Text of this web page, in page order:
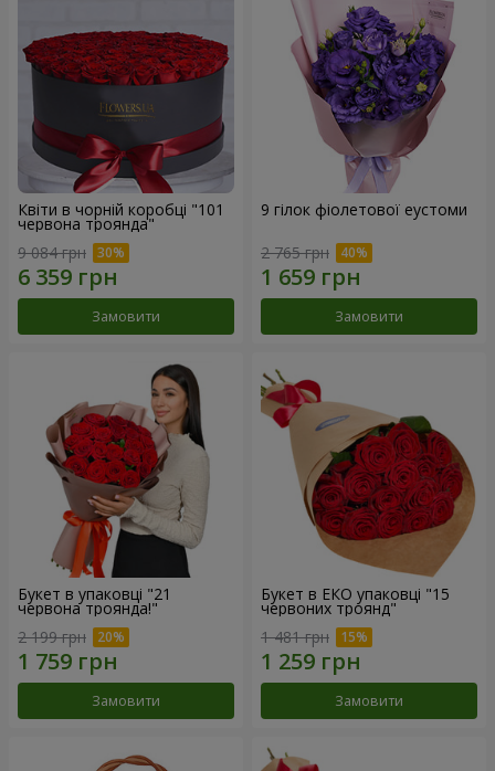
Квіти в чорній коробці "101
червона троянда"
9 084 грн
Замовити
9 гілок фіолетової еустоми
2 765 грн
Замовити
Букет в упаковці "21
червона троянда!"
2 199 грн
Замовити
Букет в ЕКО упаковці "15
червоних троянд"
1 481 грн
Замовити